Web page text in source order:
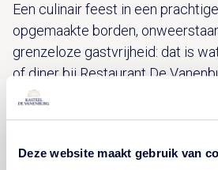
Deze website maakt gebruik van
Een culinair feest in een
opgemaakte borden,
grenzeloze gastvrijheid: dat is
of diner bij Restaurant De
verwachten. Iedere dag werkt
met verse en
voorkeur voor vegetarisch eten?